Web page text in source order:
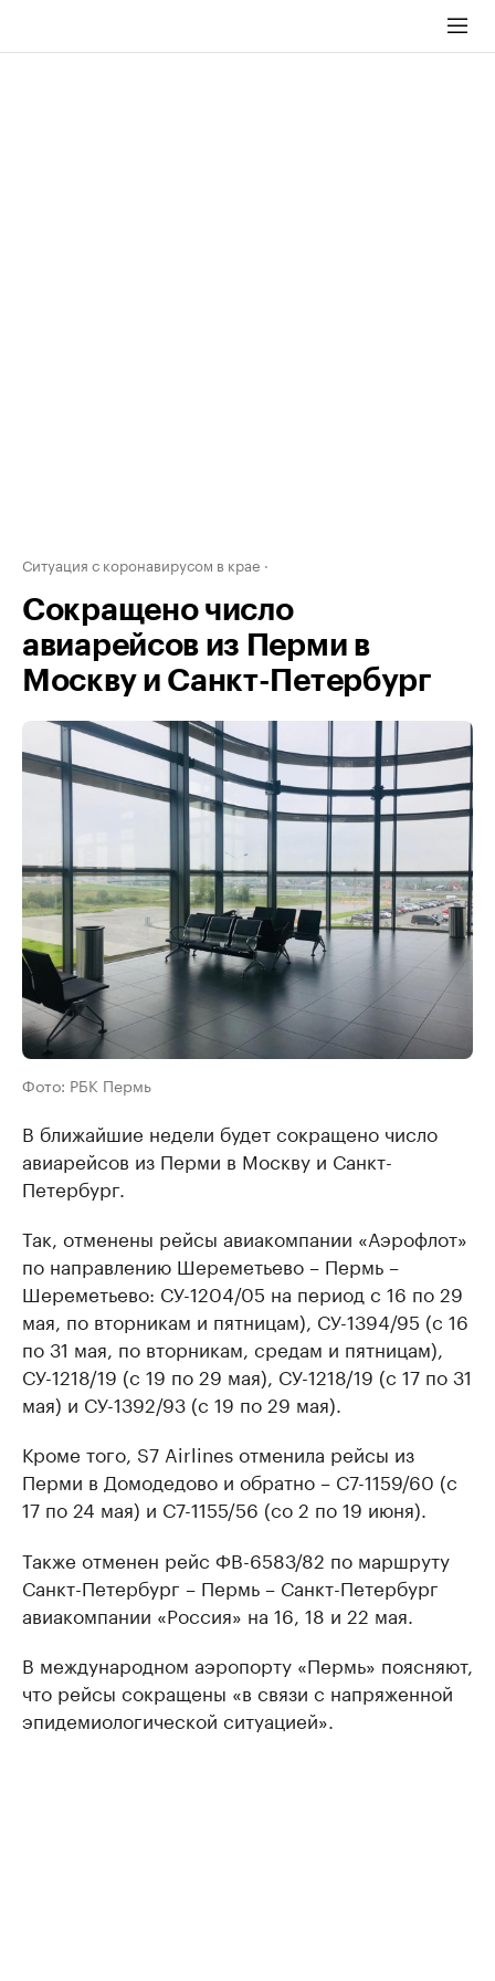
Ситуация с коронавирусом в крае
Сокращено число
авиарейсов из Перми в
Москву и Санкт-Петербург
Фото: РБК Пермь
В ближайшие недели будет сокращено число
авиарейсов из Перми в Москву и Санкт-
Петербург.
Так, отменены рейсы авиакомпании «Аэрофлот»
по направлению Шереметьево – Пермь –
Шереметьево: СУ-1204/05 на период с 16 по 29
мая, по вторникам и пятницам), СУ-1394/95 (с 16
по 31 мая, по вторникам, средам и пятницам),
СУ-1218/19 (с 19 по 29 мая), СУ-1218/19 (с 17 по 31
мая) и СУ-1392/93 (с 19 по 29 мая).
Кроме того, S7 Airlines отменила рейсы из
Перми в Домодедово и обратно – С7-1159/60 (с
17 по 24 мая) и С7-1155/56 (со 2 по 19 июня).
Также отменен рейс ФВ-6583/82 по маршруту
Санкт-Петербург – Пермь – Санкт-Петербург
авиакомпании «Россия» на 16, 18 и 22 мая.
В международном аэропорту «Пермь» поясняют,
что рейсы сокращены «в связи с напряженной
эпидемиологической ситуацией».